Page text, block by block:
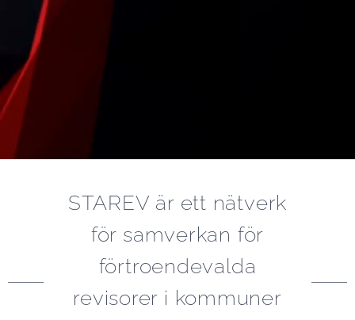
STAREV är ett nätverk
för samverkan för
förtroendevalda
revisorer i kommuner